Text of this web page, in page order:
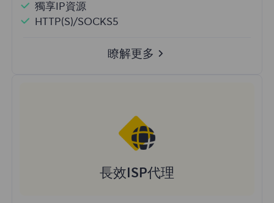
獨享IP資源
HTTP(S)/SOCKS5
瞭解更多
長效ISP代理